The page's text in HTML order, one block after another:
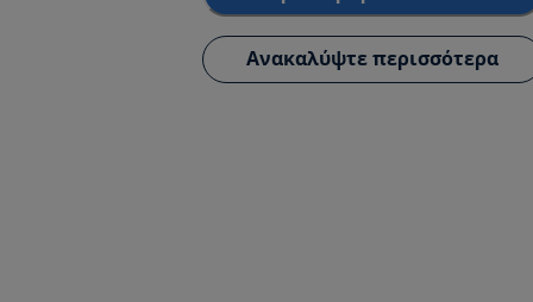
Ανακαλύψτε περισσότερα